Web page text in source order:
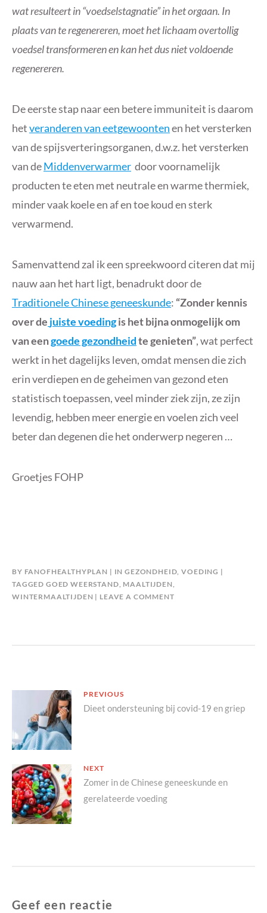
wat resulteert in “voedselstagnatie” in het orgaan. In
plaats van te regenereren, moet het lichaam overtollig
voedsel transformeren en kan het dus niet voldoende
regenereren.
De eerste stap naar een betere immuniteit is daarom
hetveranderen van eetgewoontenen het versterken
van de spijsverteringsorganen, d.w.z. het versterken
van deMiddenverwarmer door voornamelijk
producten te eten met neutrale en warme thermiek,
minder vaak koele en af ​​en toe koud en sterk
verwarmend.
Samenvattend zal ik een spreekwoord citeren dat mij
nauw aan het hart ligt, benadrukt door de
Traditionele Chinese geneeskunde: “Zonder kennis
over de juiste voedingis het bijna onmogelijk om
van eengoede gezondheidte genieten”, wat perfect
werkt in het dagelijks leven, omdat mensen die zich
erin verdiepen en de geheimen van gezond eten
statistisch toepassen, veel minder ziek zijn, ze zijn
levendig, hebben meer energie en voelen zich veel
beter dan degenen die het onderwerp negeren …
Groetjes FOHP
BY FANOFHEALTHYPLAN INGEZONDHEID,VOEDING
TAGGED GOED WEERSTAND, MAALTIJDEN,
WINTERMAALTIJDEN
LEAVE A COMMENT
Bericht
navigatie
PREVIOUS
Previous
post:
Dieet ondersteuning bij covid-19 en griep
NEXT
Next
post:
Zomer in de Chinese geneeskunde en
gerelateerde voeding
Geef een reactie